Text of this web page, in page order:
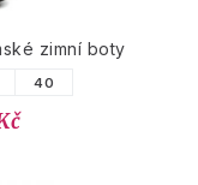
zimní boty
40